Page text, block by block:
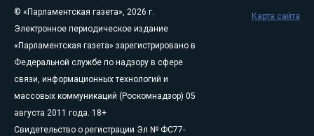
© «Парламентская газета», 2026 г.
Электронное периодическое издание
«Парламентская газета» зарегистрировано в
Федеральной службе по надзору в сфере
связи, информационных технологий и
массовых коммуникаций (Роскомнадзор) 05
августа 2011 года. 18+
Свидетельство о регистрации Эл № ФС77-
Карта сайта